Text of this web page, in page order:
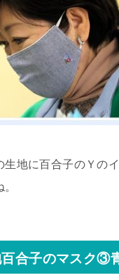
生地に百合子のＹの
百合子のマスク③